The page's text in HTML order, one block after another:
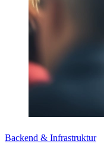
Backend & Infrastruktur